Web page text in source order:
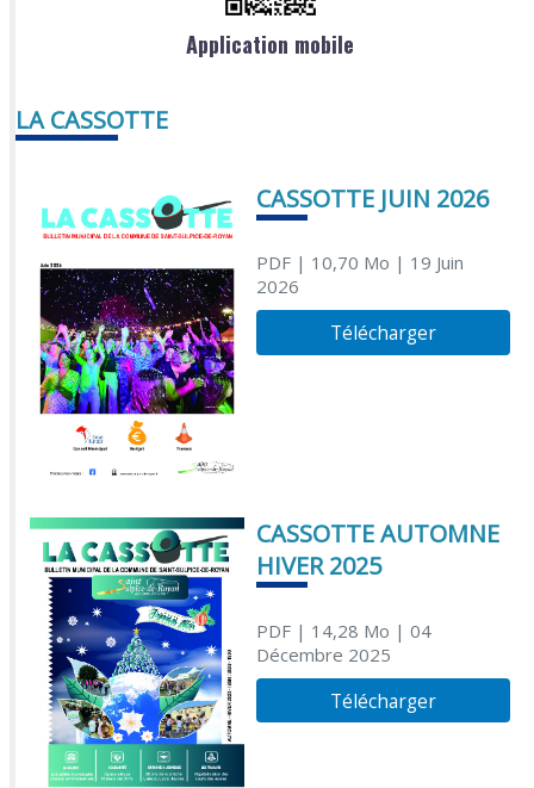
Application mobile
LA CASSOTTE
CASSOTTE JUIN 2026
PDF| 10,70 Mo | 19 Juin
2026
Télécharger
CASSOTTE AUTOMNE
HIVER 2025
PDF| 14,28 Mo | 04
Décembre 2025
Télécharger